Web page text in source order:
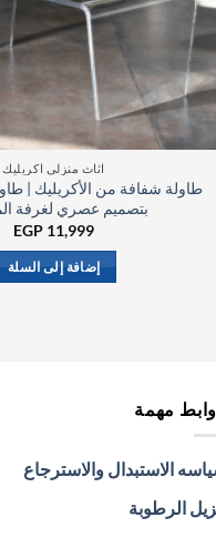
اثاث منزلي اكريليك
طاولة شفافة من الأكريليك |
بتصميم عصري لغرفة
EGP 11,999
إضافة إلى السلة
مهمة
الاستبدال والاسترجاع
الرطوبة